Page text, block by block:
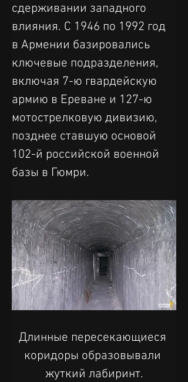
сдерживании западного
влияния. С 1946 по 1992 год
в Армении базировались
ключевые подразделения,
включая 7-ю гвардейскую
армию в Ереване и 127-ю
мотострелковую дивизию,
позднее ставшую основой
102-й российской военной
базы в Гюмри.
Длинные пересекающиеся
коридоры образовывали
жуткий лабиринт.